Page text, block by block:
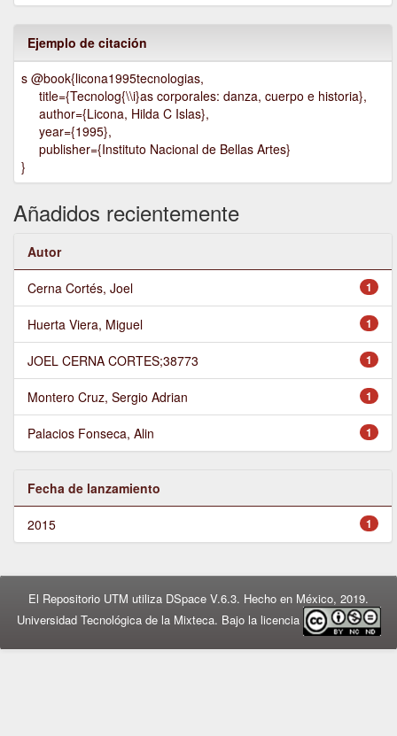
Ejemplo de citación
s @book{licona1995tecnologias,
title={Tecnolog{\\i}as corporales: danza, cuerpo e historia},
author={Licona, Hilda C Islas},
year={1995},
publisher={Instituto Nacional de Bellas Artes}
}
Añadidos recientemente
Autor
1
Cerna Cortés, Joel
1
Huerta Viera, Miguel
1
JOEL CERNA CORTES;38773
1
Montero Cruz, Sergio Adrian
1
Palacios Fonseca, Alin
Fecha de lanzamiento
1
2015
El Repositorio UTM utiliza DSpace V.6.3. Hecho en México, 2019.
Universidad Tecnológica de la Mixteca. Bajo la licencia